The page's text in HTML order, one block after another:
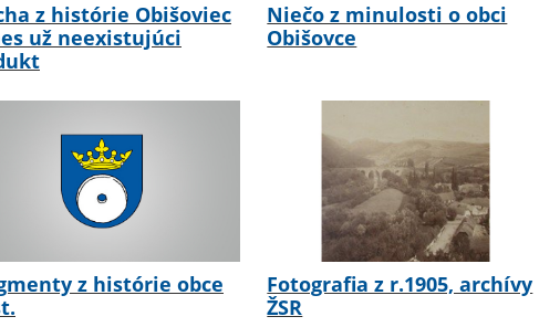
z histórie Obišoviec
už neexistujúci
Niečo z minulosti o obci
Obišovce
z histórie obce
Fotografia z r.1905, archívy
ŽSR